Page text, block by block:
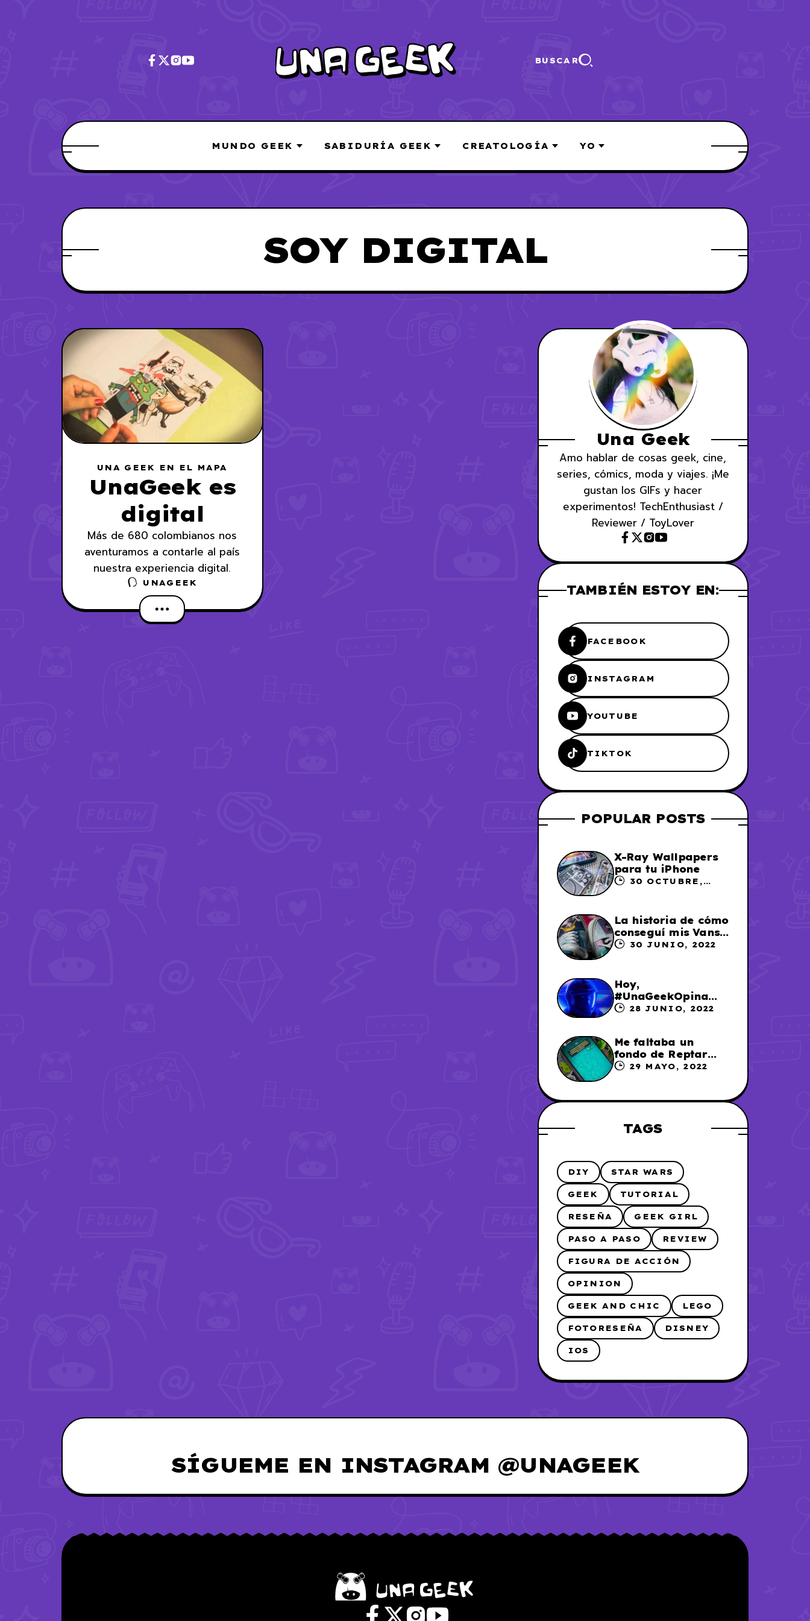
BUSCAR
MUNDO GEEK SABIDURÍA GEEK CREATOLOGÍA YO
SOY DIGITAL
UNA GEEK EN EL MAPA
UnaGeek es
digital
Más de 680 colombianos nos
aventuramos a contarle al país
nuestra experiencia digital.
UNAGEEK
Una Geek
Amo hablar de cosas geek, cine,
series, cómics, moda y viajes. ¡Me
gustan los GIFs y hacer
experimentos! TechEnthusiast /
Reviewer / ToyLover
TAMBIÉN ESTOY EN:
FACEBOOK
INSTAGRAM
YOUTUBE
TIKTOK
POPULAR POSTS
X-Ray Wallpapers
para tu iPhone
30 OCTUBRE,
La historia de cómo
conseguí mis Vans
X Sailor Moon
30 JUNIO, 2022
Hoy,
#UnaGeekOpina
sobre «Lightyear»
28 JUNIO, 2022
Me faltaba un
fondo de Reptar
para los chats en
29 MAYO, 2022
TAGS
DIY STAR WARS
GEEK TUTORIAL
RESEÑA GEEK GIRL
PASO A PASO REVIEW
FIGURA DE ACCIÓN
OPINION
GEEK AND CHIC LEGO
FOTORESEÑA DISNEY
IOS
SÍGUEME EN INSTAGRAM @UNAGEEK